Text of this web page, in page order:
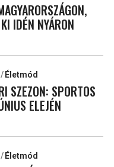
IDÉN NYÁRON
Életmód
SZEZON: SPORTOS
ELEJÉN
Életmód